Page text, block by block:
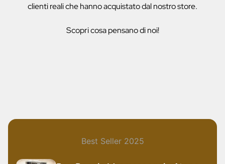
clienti reali che hanno acquistato dal nostro store.
Scopri cosa pensano di noi!
Best Seller 2025